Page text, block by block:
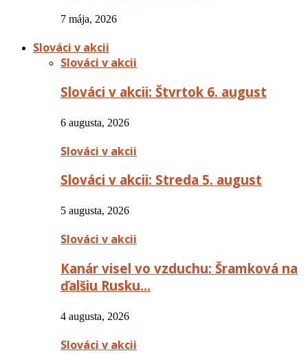
7 mája, 2026
Slováci v akcii
Slováci v akcii
Slováci v akcii: Štvrtok 6. august
6 augusta, 2026
Slováci v akcii
Slováci v akcii: Streda 5. august
5 augusta, 2026
Slováci v akcii
Kanár visel vo vzduchu: Šramková na
ďalšiu Rusku…
4 augusta, 2026
Slováci v akcii